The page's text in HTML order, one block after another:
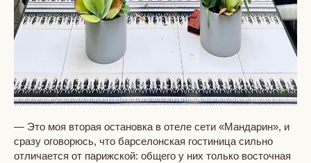
— Это моя вторая остановка в отеле сети «Мандарин», и
сразу оговорюсь, что барселонская гостиница сильно
отличается от парижской: общего у них только восточная